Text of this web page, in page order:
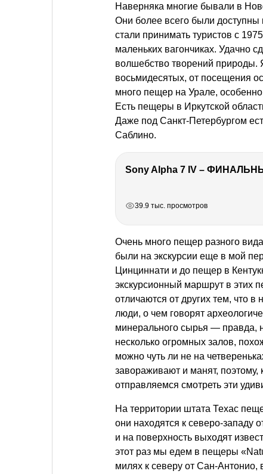
Наверняка многие бывали в
Они более всего были
стали принимать туристов с
маленьких вагончиках. Удачно
волшебство творений природы.
восьмидесятых, от посещения
много пещер на Урале,
Есть пещеры в Иркутской
Даже под Санкт-Петербургом
Саблино.
Sony Alpha 7 IV –
39.9 тыс. просмотров
Очень много пещер разного
были на экскурсии еще в мой
Цинциннати и до пещер в
экскурсионный маршрут в этих
отличаются от других тем, что
люди, о чем говорят
минерального сырья — правда,
несколько огромных залов,
можно чуть ли не на
завораживают и манят, поэтому,
отправляемся смотреть эти
На территории штата Техас
они находятся к северо-западу
и на поверхность выходят
этот раз мы едем в пещеры
милях к северу от Сан-